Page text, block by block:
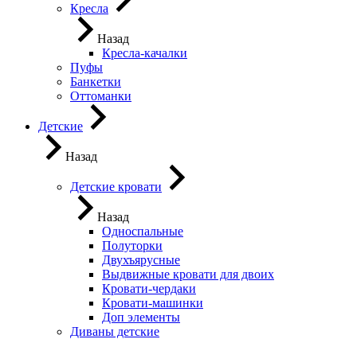
Кресла
Назад
Кресла-качалки
Пуфы
Банкетки
Оттоманки
Детские
Назад
Детские кровати
Назад
Односпальные
Полуторки
Двухъярусные
Выдвижные кровати для двоих
Кровати-чердаки
Кровати-машинки
Доп элементы
Диваны детские